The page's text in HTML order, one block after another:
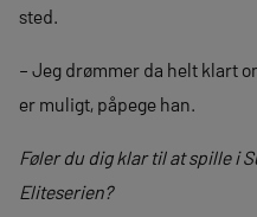
sted.
– Jeg drømmer da helt klart
er muligt, påpege han.
Føler du dig klar til at spille i
Eliteserien?